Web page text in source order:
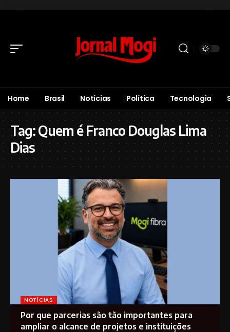
Home Brasil Notícias Política Tecnologia
Tag:Quem é Franco Douglas Lima
Dias
NOTÍCIAS
Por que parcerias são tão importantes para
ampliar o alcance de projetos e instituições